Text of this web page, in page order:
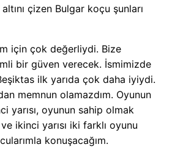
çizen Bulgar koçu şunları
için çok değerliydi. Bize
bir güven verecek. İsmimizde
ilk yarıda çok daha iyiydi.
memnun olamazdım. Oyunun
yarısı, oyunun sahip olmak
ikinci yarısı iki farklı oyunu
konuşacağım.